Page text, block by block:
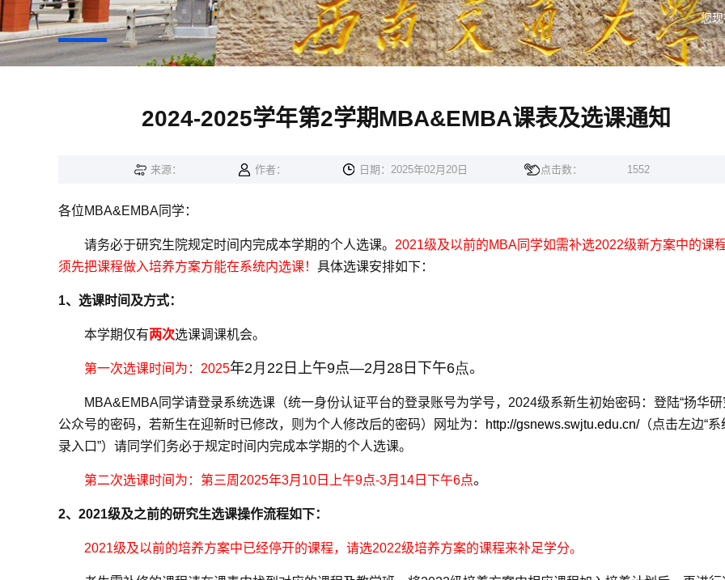
您
2024-2025学年第2学期MBA&EMBA课表及选课通知
来源： 作者： 日期：2025年02月20日 点击数： 1552
各位MBA&EMBA 同学：
请务必于研究生院规定时间内完成本学期的个人选课。 2021级及以前的MBA同学如需补选2022级新方案中的课
须先把课程做入培养方案方能在系统内选课！ 具体选课安排如下：
1、选课时间及方式：
本学期仅有两次选课调课机会。
第一次选课时间为： 2025年2月 22 日上午9点—2月 28 日下午6点。
MBA&EMBA 同学请登录系统选课（统一身份认证平台的登录账号为学号， 2024级系新生初始密码：登陆“扬华研
公众号的密码，若新生在迎新时已修改，则为个人修改后的密码）网址为：
http://gsnews.swjtu.edu.cn/（点击左边“系
录入口”）请同学们务必于规定时间内完成本学期的个人选课。
第二次选课时间为：第三周 2025年3月 10 日上午9点-3月 14 日下午6点。
2、 2021级及之前的研究生选课操作流程如下：
2021级及以前的培养方案中已经停开的课程，请选2022级培养方案的课程来补足学分。